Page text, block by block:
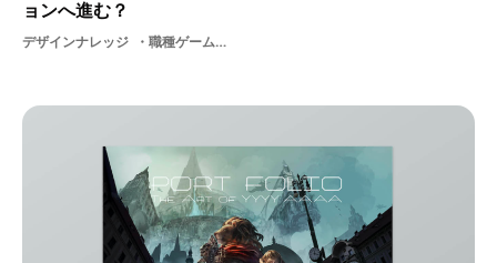
ョンへ進む？
デザインナレッジ 職種ゲーム業界